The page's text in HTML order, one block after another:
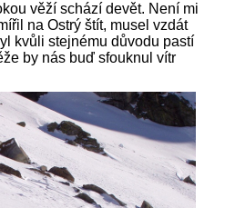
věží schází devět. Není mi
na Ostrý štít, musel vzdát
kvůli stejnému důvodu pastí
by nás buď sfouknul vítr